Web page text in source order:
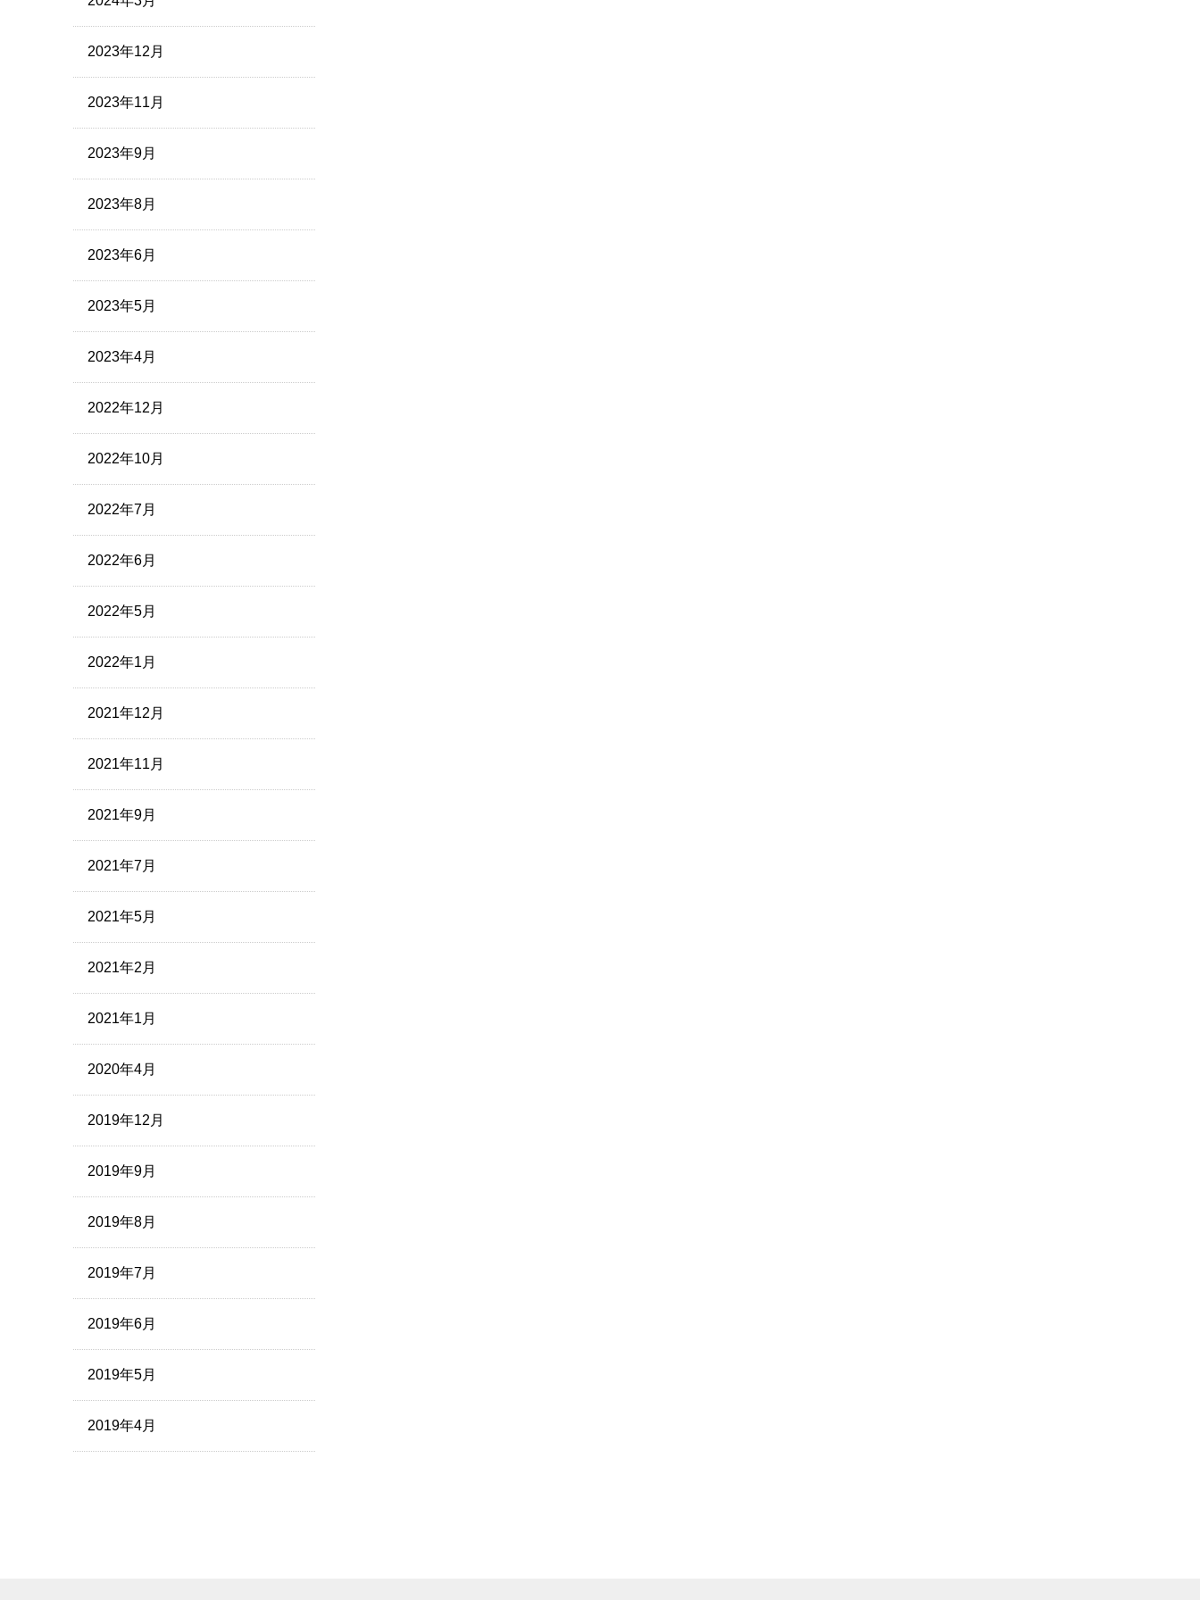
2023年12月
2023年11月
2023年9月
2023年8月
2023年6月
2023年5月
2023年4月
2022年12月
2022年10月
2022年7月
2022年6月
2022年5月
2022年1月
2021年12月
2021年11月
2021年9月
2021年7月
2021年5月
2021年2月
2021年1月
2020年4月
2019年12月
2019年9月
2019年8月
2019年7月
2019年6月
2019年5月
2019年4月